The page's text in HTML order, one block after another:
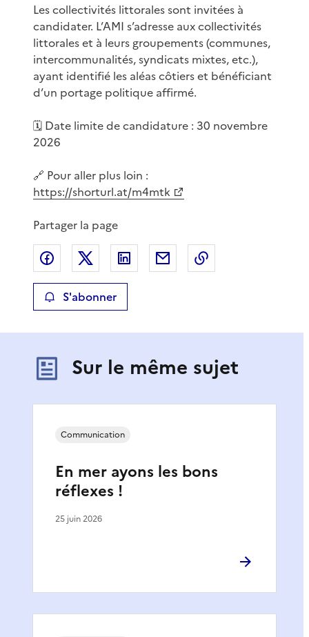
Les collectivités littorales sont invitées à
candidater. L’AMI s’adresse aux collectivités
littorales et à leurs groupements (communes,
intercommunalités, syndicats mixtes, etc.),
ayant identifié les aléas côtiers et bénéficiant
d’un portage politique affirmé.
🗓️ Date limite de candidature : 30 novembre
2026
🔗 Pour aller plus loin :
https://shorturl.at/m4mtk
Partager la page
Partager sur Facebook
Partager sur XPartager sur LinkedIn
Partager par email
S'abonner
Sur le même sujet
En mer ayons les bons
réflexes !
Communication
25 juin 2026